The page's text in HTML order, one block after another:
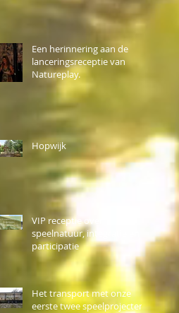
Een herinnering aan de
lanceringsreceptie van
Natureplay.
Hopwijk
VIP receptie over
speelnatuur, integratie en
participatie
Het transport met onze
eerste twee speelprojecten.